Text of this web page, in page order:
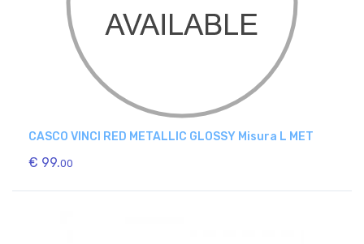
CASCO VINCI RED METALLIC GLOSSY Misura L MET
€ 99.00